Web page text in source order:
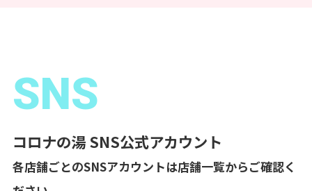
SNS
コロナの湯 SNS公式アカウント
各店舗ごとのSNSアカウントは店舗一覧からご確認く